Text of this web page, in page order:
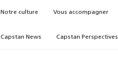
Notre culture Vous accompagner
Capstan News Capstan Perspectives